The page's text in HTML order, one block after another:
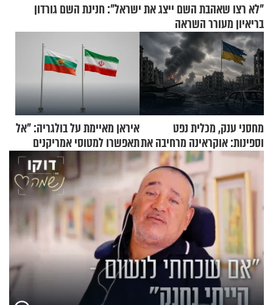
"לא רצו שאהבת השם ייצג את ישראל": חנינת השם גורדון
בריאיון מעורר השראה
מחסני ענק, מכלית נפט
וספינות: אוקראינה מרחיבה את
התקיפות בעומק רוסיה
איראן מאיימת על בולגריה: "אל
תאפשרו למטוסי אמריקנים
להמריא מהשטח שלכם"